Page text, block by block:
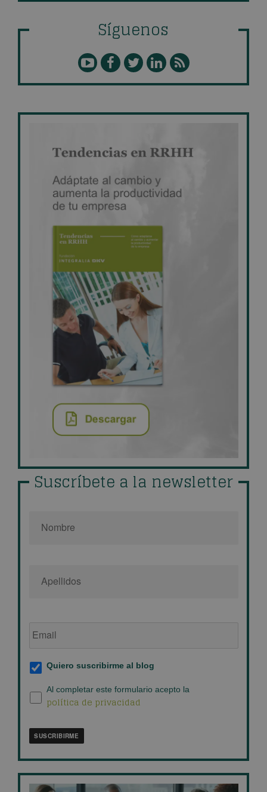
Síguenos
Suscríbete a la newsletter
de
Suscripción
al
blog
*
Quiero suscribirme al blog
Política
de
Al completar este formulario acepto la
política de privacidad
SUSCRIBIRME